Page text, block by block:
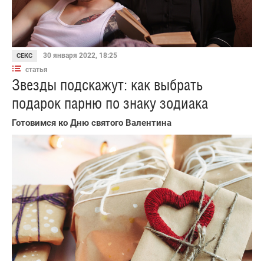
СЕКС
30 января 2022, 18:25
статья
Звезды подскажут: как выбрать
подарок парню по знаку зодиака
Готовимся ко Дню святого Валентина